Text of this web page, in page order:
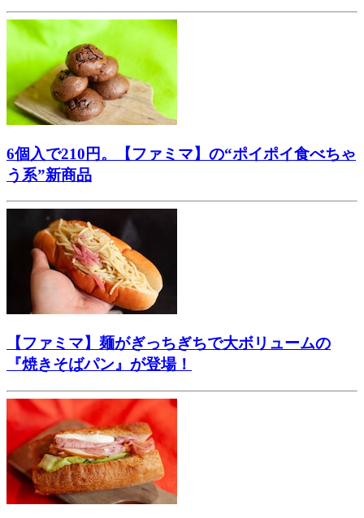
6個入で210円。【ファミマ】の“ポイポイ食べちゃ
う系”新商品
【ファミマ】麺がぎっちぎちで大ボリュームの
『焼きそばパン』が登場！